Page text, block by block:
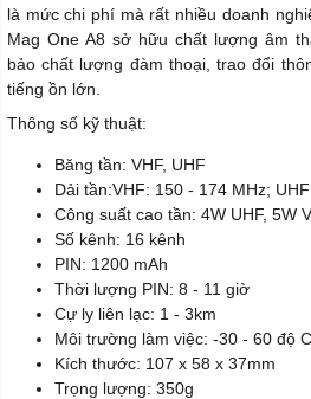
là mức chi phí mà rất nhiều doanh
Mag One A8 sở hữu chất lượng âm
bảo chất lượng đàm thoại, trao đổi
tiếng ồn lớn.
Thông số kỹ thuật:
Băng tần: VHF, UHF
Dải tần:VHF: 150 - 174 MHz;
Công suất cao tần: 4W UHF, 5W
Số kênh: 16 kênh
PIN: 1200 mAh
Thời lượng PIN: 8 - 11 giờ
Cự ly liên lạc: 1 - 3km
Môi trường làm việc: -30 - 60 độ C
Kích thước: 107 x 58 x 37mm
Trọng lượng: 350g